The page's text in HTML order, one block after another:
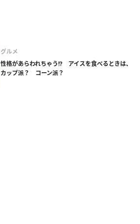
グルメ
性格があらわれちゃう!? アイスを食べるときは、
カップ派？ コーン派？